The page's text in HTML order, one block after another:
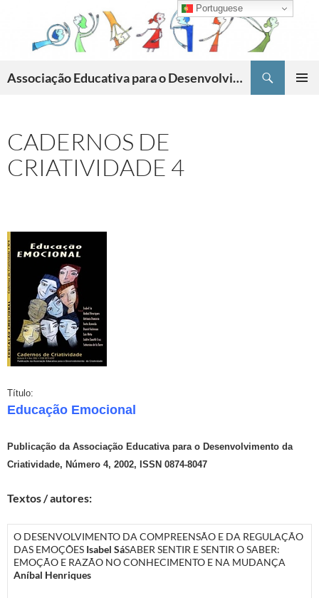
content
Associação Educativa para o Desenvolvimento da Criatividade
CADERNOS DE
CRIATIVIDADE 4
Título:
Educação Emocional
Publicação da Associação Educativa para o Desenvolvimento da
Criatividade, Número 4, 2002, ISSN 0874-8047
Textos / autores:
O DESENVOLVIMENTO DA COMPREENSÃO E DA REGULAÇÃO
DAS EMOÇÕES Isabel SáSABER SENTIR E SENTIR O SABER:
EMOÇÃO E RAZÃO NO CONHECIMENTO E NA MUDANÇA
Aníbal Henriques
Portuguese